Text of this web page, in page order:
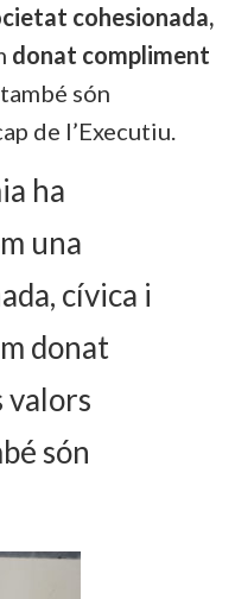
cohesionada,
donat compliment
són
de l’Executiu.
ha
una
cívica i
donat
valors
són